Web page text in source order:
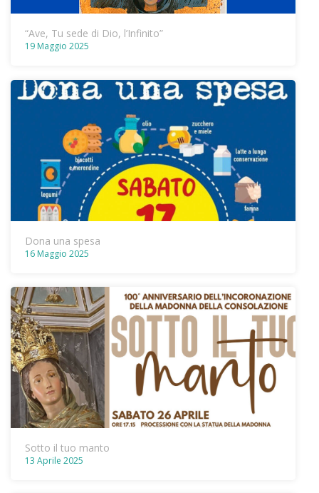
“Ave, Tu sede di Dio, l’Infinito”
19 Maggio 2025
Dona una spesa
16 Maggio 2025
Sotto il tuo manto
13 Aprile 2025